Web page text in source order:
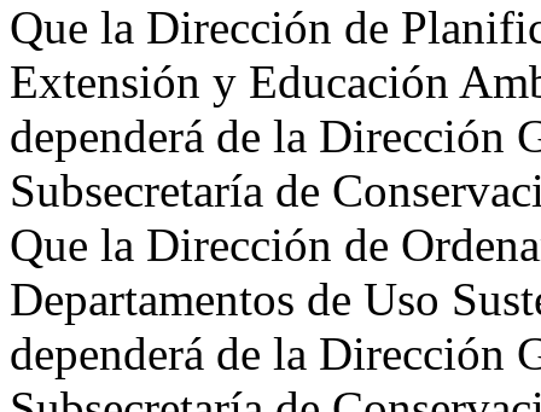
Que la Dirección de
Extensión y Educación
dependerá de la Dirección
Subsecretaría de
Que la Dirección de
Departamentos de Uso
dependerá de la Dirección